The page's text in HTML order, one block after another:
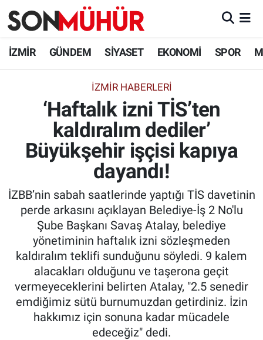
İZMİR GÜNDEM SİYASET EKONOMİ SPOR
İZMIR HABERLERI
‘Haftalık izni TİS’ten
kaldıralım dediler’
Büyükşehir işçisi kapıya
dayandı!
İZBB’nin sabah saatlerinde yaptığı TİS davetinin
perde arkasını açıklayan Belediye-İş 2 No'lu
Şube Başkanı Savaş Atalay, belediye
yönetiminin haftalık izni sözleşmeden
kaldıralım teklifi sunduğunu söyledi. 9 kalem
alacakları olduğunu ve taşerona geçit
vermeyeceklerini belirten Atalay, "2.5 senedir
emdiğimiz sütü burnumuzdan getirdiniz. İzin
hakkımız için sonuna kadar mücadele
edeceğiz" dedi.
İzmir Nöbetçi Eczaneler
İzmir Namaz Vakitleri
İzmir Trafik Yoğunluk Haritası
Süper Lig Puan Durumu ve Fikstür
Tüm Manşetler
Son Dakika Haberleri
Haber Arşivi